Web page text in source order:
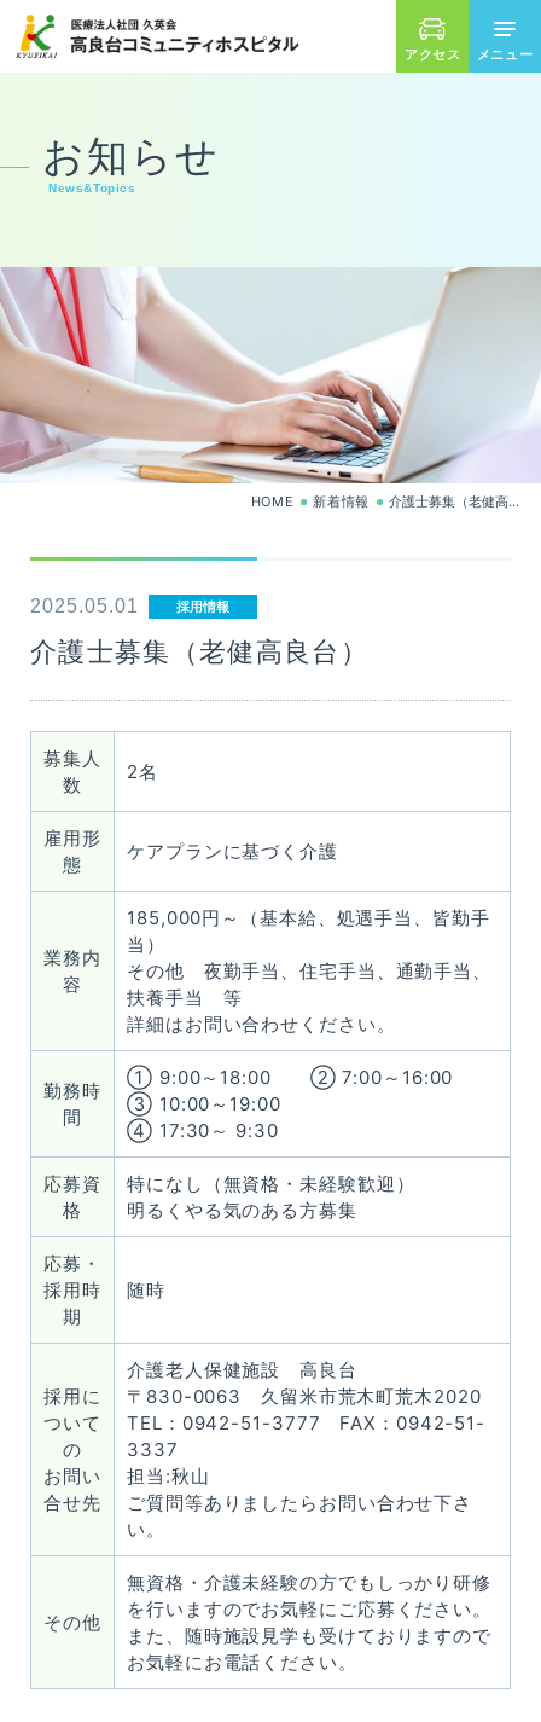
アクセス
ホーム
外来のご案内
診療科
リハビリテーション
在宅サービス
相談窓口
久英会について
採用情報
介護老人保健施設
高良台
高良台シニアビレッジ
地域包括ケアステーション
高良台
久英会シニアビレッジ
軽費老人ホーム
ゆのそ苑
久英会クリニック
看護小規模多機能型居宅介護
ゆのそピア
診療受付時間
お知らせ
News&Topics
HOME 新着情報 介護士募集（老健高良台）
2025.05.01 採用情報
介護士募集（老健高良台）
募集人
数
2名
雇用形
態
ケアプランに基づく介護
業務内
容
185,000円～（基本給、処遇手当、皆勤手
当）
その他 夜勤手当、住宅手当、通勤手当、
扶養手当 等
詳細はお問い合わせください。
勤務時
間
① 9:00～18:00 ② 7:00～16:00
③ 10:00～19:00
④ 17:30～ 9:30
応募資
格
特になし（無資格・未経験歓迎）
明るくやる気のある方募集
応募・
採用時
期
随時
採用に
ついて
の
お問い
合せ先
介護老人保健施設 高良台
〒830-0063 久留米市荒木町荒木2020
TEL：0942-51-3777 FAX：0942-51-
3337
担当:秋山
ご質問等ありましたらお問い合わせ下さ
い。
その他
無資格・介護未経験の方でもしっかり研修
を行いますのでお気軽にご応募ください。
また、随時施設見学も受けておりますので
お気軽にお電話ください。